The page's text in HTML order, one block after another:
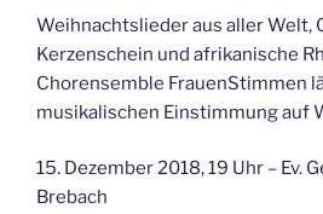
Ländern“
Weihnachtslieder aus aller Welt,
Kerzenschein und afrikanische
Chorensemble FrauenStimmen
musikalischen Einstimmung auf
15. Dezember 2018, 19 Uhr – Ev.
Brebach